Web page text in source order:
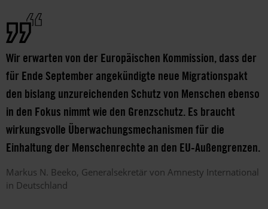
Wir erwarten von der Europäischen Kommission, dass der
für Ende September angekündigte neue Migrationspakt
den bislang unzureichenden Schutz von Menschen ebenso
in den Fokus nimmt wie den Grenzschutz. Es braucht
wirkungsvolle Überwachungsmechanismen für die
Einhaltung der Menschenrechte an den EU-Außengrenzen.
Markus N. Beeko Generalsekretär von Amnesty International
in Deutschland